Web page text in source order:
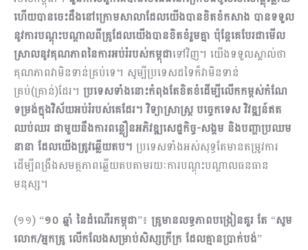
ហើយបានចេះដឹងនៅក្រោមសាលាដែលយើងបានខិតខំកសាង បានទទួល
នូវការបណ្តុះបណ្តាលពីគ្រូដែលយើងបានខិតខំរួមគ្នា ប៉ុន្តែគេបែរជាមើល
ស្រាលនូវគុណភាពនៃការអប់រំរបស់កម្ពុជាទៅវិញ។ យើងទទួលស្គាល់ថា
គុណភាពវាមិនទាន់គ្រប់ទេ។ សូម្បីប្រទេសដទៃក៏វាមិនទាន់
គ្រប់(គ្រាន់)ដែរ។ ប្រទេសទាំងនោះកំពុងតែខិតខំដើម្បីលើកកម្ពស់កំណែ
ទម្រង់ក្នុងវិស័យអប់រំរបស់គេដែរ។ វិទ្យាសា្រស្រ្ត បច្ចេកទេស វិវឌ្ឍន៍ឥត
ឈប់ឈរ ជាមួយនឹងការពន្លឿនអភិវឌ្ឍសេដ្ឋកិច្ច-សង្គម និងបញ្ហាប្រឈម
នានា ដែលយើងត្រូវឆ្លើយតប។ ប្រទេសទាំងអស់សុទ្ធតែមានតម្រូវការ
ដើម្បីពង្រឹងសមត្ថភាពឆ្លើយតបតាមរយៈការបណ្តុះបណ្តាលធនធាន
មនុស្ស។
(១១) “១០ ឆ្នាំ នៃដំណើរកម្ពុជា”៖ គ្រូមានលទ្ធភាពបង្រៀនគួរ តែ “សូម
លោក/អ្នកគ្រូ លើកលែងសម្រាប់សិស្សក្រីក្រ​ ដែលគ្មានប្រាក់បង់”